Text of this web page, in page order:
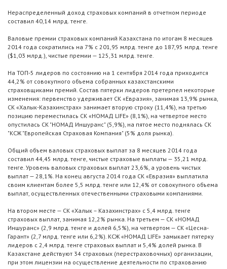
Нераспределенный доход страховых компаний в отчетном периоде
составил 40,14 млрд. тенге.
Валовые премии страховых компаний Казахстана по итогам 8 месяцев
2014 года сократились на 7% с 201,95 млрд. тенге до 187,95 млрд. тенге
($1,03 млрд.), чистые премии — 125,31 млрд. тенге.
На ТОП-5 лидеров по состоянию на 1 сентября 2014 года приходится
44,2% от совокупного объема собранных казахстанскими
страховщиками премий. Состав пятерки лидеров претерпел некоторые
изменения: первенство удерживает СК «Евразия», занимая 13,9% рынка,
СК «Халык-Казахинстрах» занимает вторую строку (11,4%), на третью
позицию переместилась СК «НОМАД LIFE» (8,1%), на четвертое место
опустилась СК "НОМАД Иншуранс" (5,9%), на пятое место поднялась СК
"КСЖ "Европейская Страховая Компания" (5% доля рынка).
Общий объем валовых страховых выплат за 8 месяцев 2014 года
составил 44,45 млрд. тенге, чистые страховые выплаты — 35,21 млрд.
тенге. Уровень валовых страховых выплат 23,6%, а уровень чистых
выплат — 28,1%. На конец августа 2014 года СК «Евразия» выплатила
своим клиентам более 5,5 млрд. тенге или 12,4% от совокупного объема
выплат, осуществленных отечественными страховыми компаниями.
На втором месте — СК «Халык – Казахинстрах» с 5,4 млрд. тенге
страховых выплат, занимая 12,2% рынка. На третьем — СК «НОМАД
Иншуранс» (2,9 млрд. тенге и долей 6,5%), на четвертом — СК «Цесна-
Гарант» (2,7 млрд. тенге или 6,2%). КСЖ «НОМАД LIFE» замыкает пятерку
лидеров с 2,4 млрд. тенге страховых выплат и 5,4% долей рынка. В
Казахстане действуют 34 страховых (перестраховочных) организации,
при этом лицензии на осуществление деятельности по страхованию